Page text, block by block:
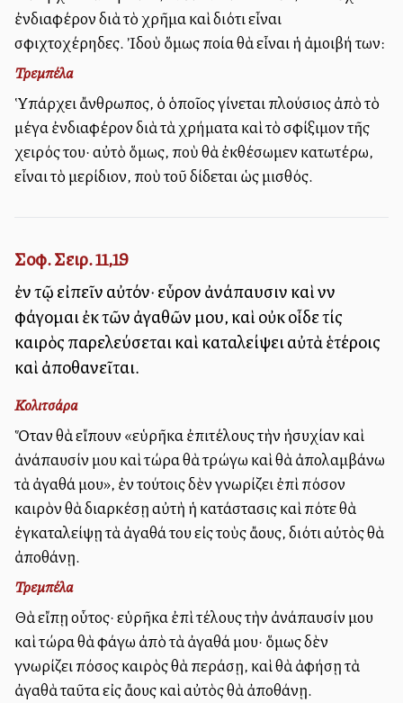
ἐνδιαφέρον διὰ τὸ χρῆμα καὶ διότι εἶναι
σφιχτοχέρηδες. Ἰδοὺ ὅμως ποία θὰ εἶναι ἡ ἀμοιβή των:
Τρεμπέλα
Ὑπάρχει ἄνθρωπος, ὁ ὁποῖος γίνεται πλούσιος ἀπὸ τὸ
μέγα ἐνδιαφέρον διὰ τὰ χρήματα καὶ τὸ σφίξιμον τῆς
χειρός του· αὐτὸ ὅμως, ποὺ θὰ ἐκθέσωμεν κατωτέρω,
εἶναι τὸ μερίδιον, ποὺ τοῦ δίδεται ὡς μισθός.
Σοφ. Σειρ. 11,19
ἐν τῷ εἰπεῖν αὐτόν· εὗρον ἀνάπαυσιν καὶ νῦν
φάγομαι ἐκ τῶν ἀγαθῶν μου, καὶ οὐκ οἶδε τίς
καιρὸς παρελεύσεται καὶ καταλείψει αὐτὰ ἑτέροις
καὶ ἀποθανεῖται.
Κολιτσάρα
Ὅταν θὰ εἴπουν «εὑρῆκα ἐπιτέλους τὴν ἡσυχίαν καὶ
ἀνάπαυσίν μου καὶ τώρα θὰ τρώγω καὶ θὰ ἀπολαμβάνω
τὰ ἀγαθά μου», ἐν τούτοις δὲν γνωρίζει ἐπὶ πόσον
καιρὸν θὰ διαρκέσῃ αὐτὴ ἡ κατάστασις καὶ πότε θὰ
ἐγκαταλείψῃ τὰ ἀγαθά του εἰς τοὺς ἄλλους, διότι αὐτὸς θὰ
ἀποθάνῃ.
Τρεμπέλα
Θὰ εἴπῃ οὗτος· εὑρῆκα ἐπὶ τέλους τὴν ἀνάπαυσίν μου
καὶ τώρα θὰ φάγω ἀπὸ τὰ ἀγαθά μου· ὅμως δὲν
γνωρίζει πόσος καιρὸς θὰ περάσῃ, καὶ θὰ ἀφήσῃ τὰ
ἀγαθὰ ταῦτα εἰς ἄλλους καὶ αὐτὸς θὰ ἀποθάνῃ.